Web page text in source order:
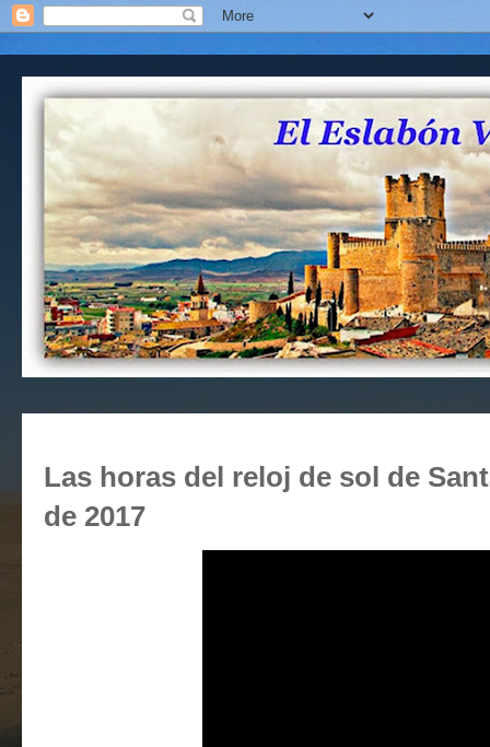
Las horas del reloj de sol de
de 2017